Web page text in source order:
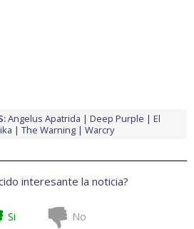
Angelus Apatrida Deep Purple
El
The Warning Warcry
interesante la noticia?
Si No